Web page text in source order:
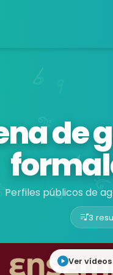
de
Perfiles públicos de
3
Ver